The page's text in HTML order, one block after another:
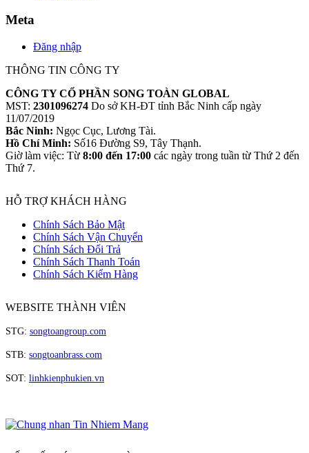
Meta
Đăng nhập
THÔNG TIN CÔNG TY
CÔNG TY CỔ PHẦN SONG TOÀN GLOBAL
MST: 2301096274 Do sở KH-ĐT tỉnh Bắc Ninh cấp ngày
11/07/2019
Bắc Ninh: Ngọc Cục, Lương Tài.
Hồ Chí Minh: Số16 Đường S9, Tây Thạnh.
Giờ làm việc: Từ 8:00 đến 17:00 các ngày trong tuần từ Thứ 2 đến
Thứ 7.
HỖ TRỢ KHÁCH HÀNG
Chính Sách Bảo Mật
Chính Sách Vận Chuyển
Chính Sách Đổi Trả
Chính Sách Thanh Toán
Chính Sách Kiểm Hàng
WEBSITE THÀNH VIÊN
STG: songtoangroup.com
STB: songtoanbrass.com
SOT: linhkienphukien.vn